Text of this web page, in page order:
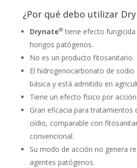
¿Por qué debo utilizar
Drynate®tiene efecto fungicida
hongos patógenos.
No es un producto fitosanitario.
El hidrogenocarbonato de sodio
básica y está admitido en
Tiene un efecto físico por
Gran eficacia para tratamientos
oídio, comparable con
convencional.
Su modo de acción no genera
agentes patógenos.